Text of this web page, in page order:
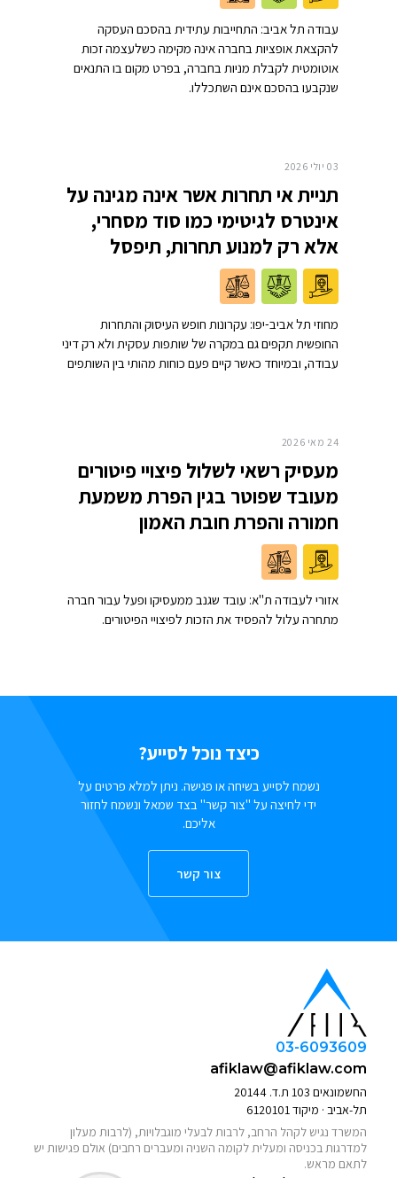
עבודה תל אביב: התחייבות עתידית בהסכם העסקה
להקצאת אופציות בחברה אינה מקימה כשלעצמה זכות
אוטומטית לקבלת מניות בחברה, בפרט מקום בו התנאים
שנקבעו בהסכם אינם השתכללו.
03 יולי 2026
תניית אי תחרות אשר אינה מגינה על
אינטרס לגיטימי כמו סוד מסחרי,
אלא רק למנוע תחרות, תיפסל
מחוזי תל אביב-יפו: עקרונות חופש העיסוק והתחרות
החופשית תקפים גם במקרה של שותפות עסקית ולא רק דיני
עבודה, ובמיוחד כאשר קיים פעם כוחות מהותי בין השותפים
24 מאי 2026
מעסיק רשאי לשלול פיצויי פיטורים
מעובד שפוטר בגין הפרת משמעת
חמורה והפרת חובת האמון
אזורי לעבודה ת"א: עובד שגנב ממעסיקו ופעל עבור חברה
מתחרה עלול להפסיד את הזכות לפיצויי הפיטורים.
כיצד נוכל לסייע?
נשמח לסייע בשיחה או פגישה. ניתן למלא פרטים על
ידי לחיצה על "צור קשר" בצד שמאל ונשמח לחזור
אליכם.
צור קשר
03-6093609
afiklaw@afiklaw.com
החשמונאים 103 ת.ד. 20144
תל-אביב · מיקוד 6120101
המשרד נגיש לקהל הרחב, לרבות לבעלי מוגבלויות, (לרבות מעלון
למדרגות בכניסה ומעלית לקומה השניה ומעברים רחבים) אולם פגישות יש
לתאם מראש.